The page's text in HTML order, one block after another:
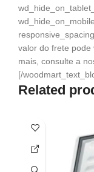
valor do frete pode
mais, consulte a
[/
Related